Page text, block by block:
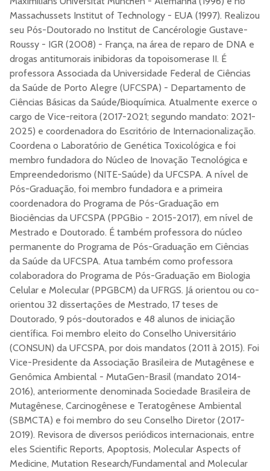
Massachussets Institut of Technology - EUA (1997). Realizou
seu Pós-Doutorado no Institut de Cancérologie Gustave-
Roussy - IGR (2008) - França, na área de reparo de DNA e
drogas antitumorais inibidoras da topoisomerase II. É
professora Associada da Universidade Federal de Ciências
da Saúde de Porto Alegre (UFCSPA) - Departamento de
Ciências Básicas da Saúde/Bioquímica. Atualmente exerce o
cargo de Vice-reitora (2017-2021; segundo mandato: 2021-
2025) e coordenadora do Escritório de Internacionalização.
Coordena o Laboratório de Genética Toxicológica e foi
membro fundadora do Núcleo de Inovação Tecnológica e
Empreendedorismo (NITE-Saúde) da UFCSPA. A nível de
Pós-Graduação, foi membro fundadora e a primeira
coordenadora do Programa de Pós-Graduação em
Biociências da UFCSPA (PPGBio - 2015-2017), em nível de
Mestrado e Doutorado. É também professora do núcleo
permanente do Programa de Pós-Graduação em Ciências
da Saúde da UFCSPA. Atua também como professora
colaboradora do Programa de Pós-Graduação em Biologia
Celular e Molecular (PPGBCM) da UFRGS. Já orientou ou co-
orientou 32 dissertações de Mestrado, 17 teses de
Doutorado, 9 pós-doutorados e 48 alunos de iniciação
científica. Foi membro eleito do Conselho Universitário
(CONSUN) da UFCSPA, por dois mandatos (2011 à 2015). Foi
Vice-Presidente da Associação Brasileira de Mutagênese e
Genômica Ambiental - MutaGen-Brasil (mandato 2014-
2016), anteriormente denominada Sociedade Brasileira de
Mutagênese, Carcinogênese e Teratogênese Ambiental
(SBMCTA) e foi membro do seu Conselho Diretor (2017-
2019). Revisora de diversos periódicos internacionais, entre
eles Scientific Reports, Apoptosis, Molecular Aspects of
Medicine, Mutation Research/Fundamental and Molecular